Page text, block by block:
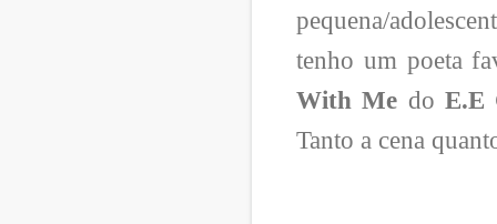
pequena/
tenho um poeta
With Me doE.E
Tanto a cena